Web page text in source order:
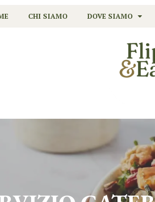
CHI SIAMO DOVE SIAMO